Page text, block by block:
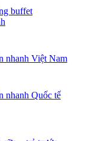
buffet
nhanh Việt Nam
nhanh Quốc tế